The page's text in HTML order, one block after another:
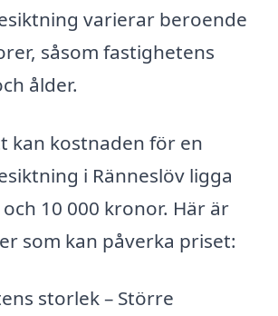
varierar beroende
såsom fastighetens
ålder.
kan kostnaden för en
i Ränneslöv ligga
10 000 kronor. Här är
som kan påverka priset:
storlek – Större